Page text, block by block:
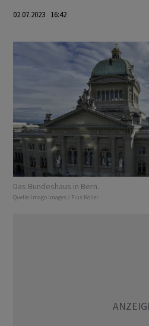
02.07.2023 16:42
Das Bundeshaus in Bern.
Quelle: imago images / Pius Koller